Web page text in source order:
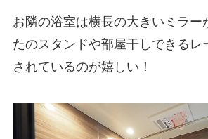
お隣の浴室は横長の大きいミラー
たのスタンドや部屋干しできるレ
されているのが嬉しい！